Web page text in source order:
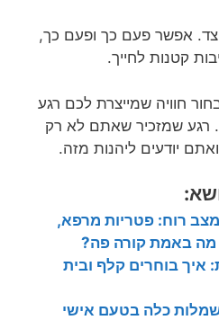
צד. אפשר פעם כך ופעם כך,
קטנות לחייך.
חוויה שמייצרת לכם רגע
רגע שמזכיר שאתם לא רק
יודעים ליהנות מזה.
רוח: פטריות מרפא,
מה באמת קורה פה?
איך בוחרים קלף ובית
שמלות כלה בטעם אישי